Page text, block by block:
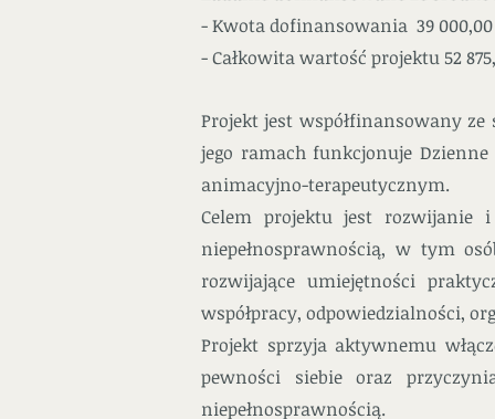
- Kwota dofinansowania 39 000,00
- Całkowita wartość projektu 52
Projekt jest współfinansowany ze
jego ramach funkcjonuje
animacyjno-terapeutycznym.
Celem projektu jest rozwijanie
niepełnosprawnością, w tym
rozwijające umiejętności
współpracy, odpowiedzialności,
Projekt sprzyja aktywnemu
pewności siebie oraz
niepełnosprawnością.